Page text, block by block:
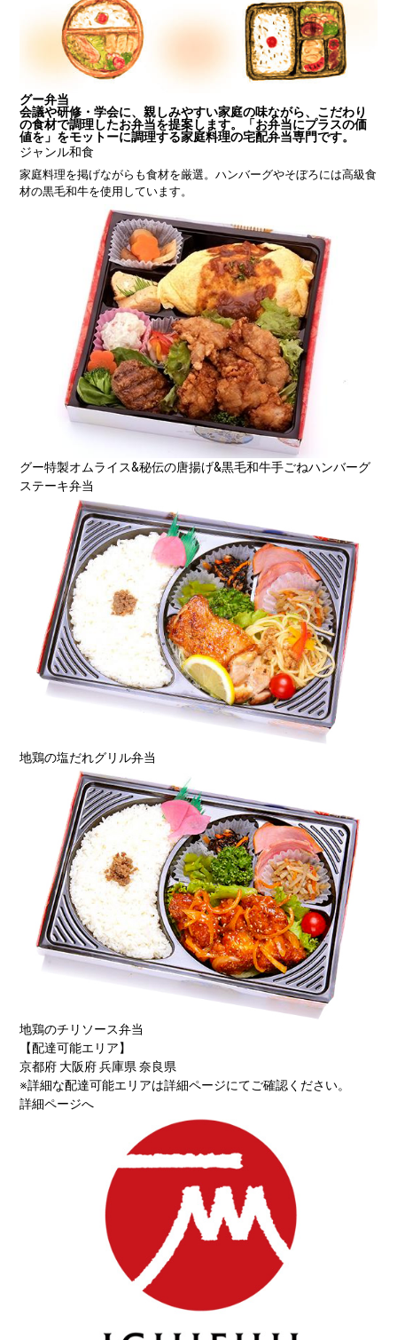
グー弁当
会議や研修・学会に、親しみやすい家庭の味ながら、こだわり
の食材で調理したお弁当を提案します。「お弁当にプラスの価
値を」をモットーに調理する家庭料理の宅配弁当専門です。
ジャンル和食
家庭料理を掲げながらも食材を厳選。ハンバーグやそぼろには高級食
材の黒毛和牛を使用しています。
グー特製オムライス&秘伝の唐揚げ&黒毛和牛手ごねハンバーグ
ステーキ弁当
地鶏の塩だれグリル弁当
地鶏のチリソース弁当
【配達可能エリア】
京都府 大阪府 兵庫県 奈良県
※詳細な配達可能エリアは詳細ページにてご確認ください。
詳細ページへ